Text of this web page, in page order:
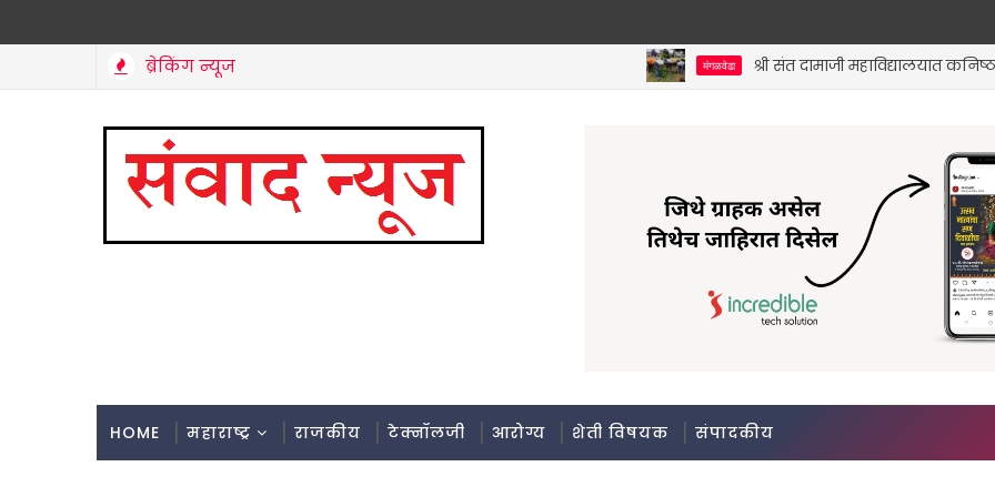
ब्रेकिंग न्यूज मंगळवेढा श्री संत दामाजी महाविद्यालयात कनिष्ठ
HOME महाराष्ट्र राजकीय टेक्नॉलजी आरोग्य शेती विषयक संपादकीय